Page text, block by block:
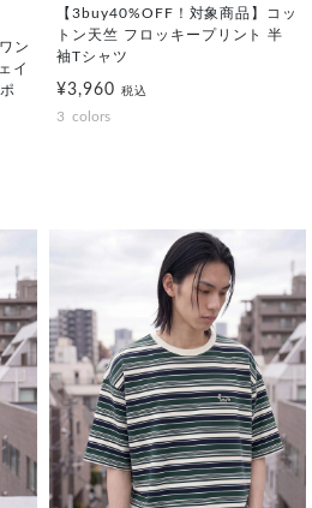
ン
イ
【3buy40%OFF！対象商品】コッ
トン天竺 フロッキープリント 半
袖Tシャツ
¥3,960 税込
3 colors